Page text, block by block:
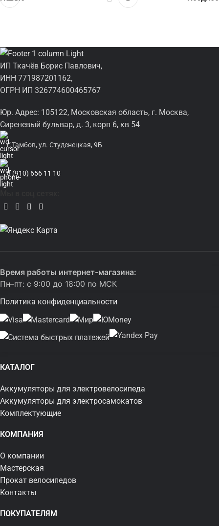
ИП Ткачёв Борис Павлович,
ИНН 771987201162,
ОГРН ИП 326774600465767
Юр. Адрес: 105122, Московская область, г. Москва,
Сиреневый бульвар, д. 3, корп 6, кв 54
г.Тамбов, ул. Студенецкая, 9Б
8 (910) 656 11 10
Время работы интернет-магазина:
Пн–пт: с 9:00 до 18:00 по МСК
Политика конфиденциальности
КАТАЛОГ
Аккумуляторы для электровелосипеда
Аккумуляторы для электросамокатов
Комплектующие
КОМПАНИЯ
О компании
Мастерская
Прокат велосипедов
Контакты
ПОКУПАТЕЛЯМ